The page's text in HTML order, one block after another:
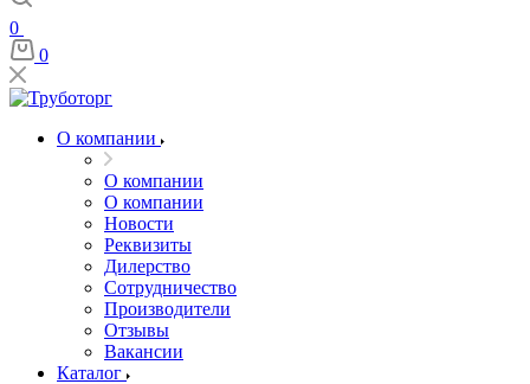
0
0
О компании
О компании
О компании
Новости
Реквизиты
Дилерство
Сотрудничество
Производители
Отзывы
Вакансии
Каталог